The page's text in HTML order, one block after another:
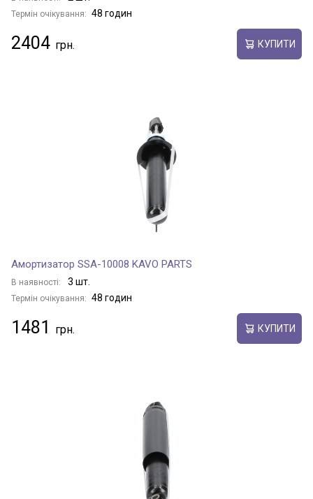
Термін очікування: 48 годин
2404 КУПИТИ
Амортизатор SSA-10008 KAVO PARTS
В наявності: 3 шт.
Термін очікування: 48 годин
1481 КУПИТИ